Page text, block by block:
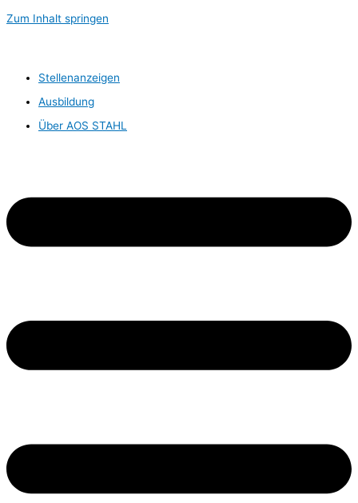
Zum Inhalt springen
Stellenanzeigen
Ausbildung
Über AOS STAHL